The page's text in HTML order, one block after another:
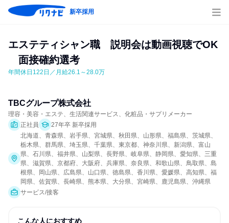
新卒採用
エステティシャン職　説明会は動画視聴でOK
面接確約選考
年間休日122日／月給26.1～28.0万
TBCグループ株式会社
理容・美容・エステ、生活関連サービス、化粧品・サプリメーカー
正社員
27年卒 新卒採用
北海道、青森県、岩手県、宮城県、秋田県、山形県、福島県、茨城県、
栃木県、群馬県、埼玉県、千葉県、東京都、神奈川県、新潟県、富山
県、石川県、福井県、山梨県、長野県、岐阜県、静岡県、愛知県、三重
県、滋賀県、京都府、大阪府、兵庫県、奈良県、和歌山県、鳥取県、島
根県、岡山県、広島県、山口県、徳島県、香川県、愛媛県、高知県、福
岡県、佐賀県、長崎県、熊本県、大分県、宮崎県、鹿児島県、沖縄県
サービス/接客
こんな人におすすめ